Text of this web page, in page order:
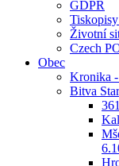
GDPR
Životní
Czech
Obec
Kronika
Bitva